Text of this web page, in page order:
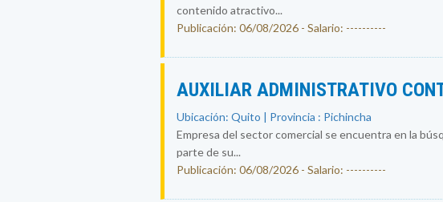
contenido atractivo...
Publicación: 06/08/2026 - Salario: ----------
AUXILIAR ADMINISTRATIVO
Ubicación: Quito | Provincia : Pichincha
Empresa del sector comercial se encuentra en la
parte de su...
Publicación: 06/08/2026 - Salario: ----------